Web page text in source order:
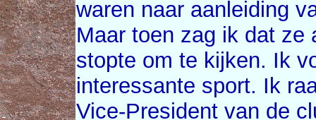
waren naar aanleiding
Maar toen zag ik dat ze
stopte om te kijken. Ik
interessante sport. Ik
Vice-President van de